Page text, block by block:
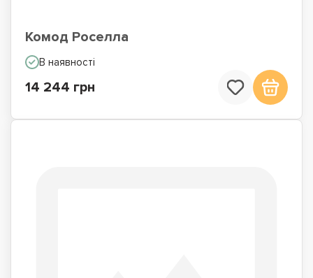
Комод Роселла
В наявності
14 244 грн